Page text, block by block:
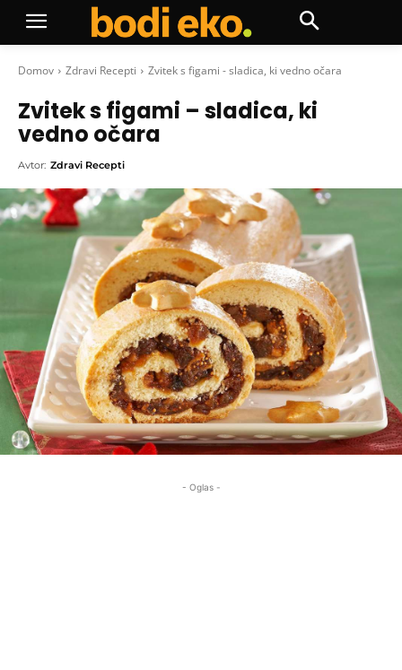
Domov Zdravi Recepti Zvitek s figami - sladica, ki vedno očara
Zvitek s figami – sladica, ki
vedno očara
Avtor: Zdravi Recepti
- Oglas -